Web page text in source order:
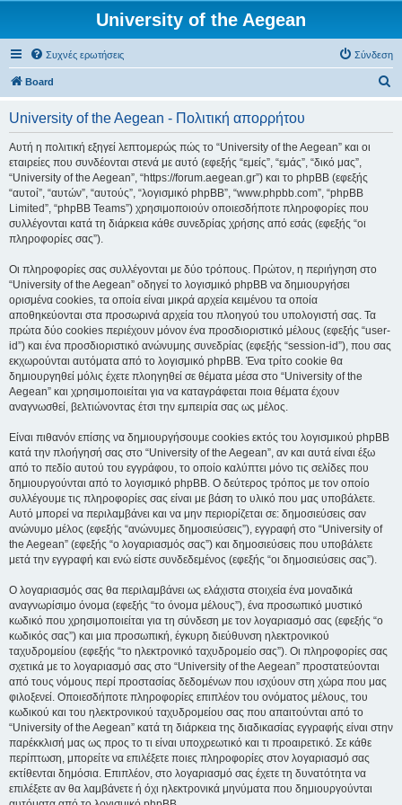
University of the Aegean
Συχνές ερωτήσεις Σύνδεση
Board
University of the Aegean - Πολιτική απορρήτου
Αυτή η πολιτική εξηγεί λεπτομερώς πώς το “University of the Aegean” και οι
εταιρείες που συνδέονται στενά με αυτό (εφεξής “εμείς”, “εμάς”, “δικό μας”,
“University of the Aegean”, “https://forum.aegean.gr”) και το phpBB (εφεξής
“αυτοί”, “αυτών”, “αυτούς”, “λογισμικό phpBB”, “www.phpbb.com”, “phpBB
Limited”, “phpBB Teams”) χρησιμοποιούν οποιεσδήποτε πληροφορίες που
συλλέγονται κατά τη διάρκεια κάθε συνεδρίας χρήσης από εσάς (εφεξής “οι
πληροφορίες σας”).
Οι πληροφορίες σας συλλέγονται με δύο τρόπους. Πρώτον, η περιήγηση στο
“University of the Aegean” οδηγεί το λογισμικό phpBB να δημιουργήσει
ορισμένα cookies, τα οποία είναι μικρά αρχεία κειμένου τα οποία
αποθηκεύονται στα προσωρινά αρχεία του πλοηγού του υπολογιστή σας. Τα
πρώτα δύο cookies περιέχουν μόνον ένα προσδιοριστικό μέλους (εφεξής “user-
id”) και ένα προσδιοριστικό ανώνυμης συνεδρίας (εφεξής “session-id”), που σας
εκχωρούνται αυτόματα από το λογισμικό phpBB. Ένα τρίτο cookie θα
δημιουργηθεί μόλις έχετε πλοηγηθεί σε θέματα μέσα στο “University of the
Aegean” και χρησιμοποιείται για να καταγράφεται ποια θέματα έχουν
αναγνωσθεί, βελτιώνοντας έτσι την εμπειρία σας ως μέλος.
Είναι πιθανόν επίσης να δημιουργήσουμε cookies εκτός του λογισμικού phpBB
κατά την πλοήγησή σας στο “University of the Aegean”, αν και αυτά είναι έξω
από το πεδίο αυτού του εγγράφου, το οποίο καλύπτει μόνο τις σελίδες που
δημιουργούνται από το λογισμικό phpBB. Ο δεύτερος τρόπος με τον οποίο
συλλέγουμε τις πληροφορίες σας είναι με βάση το υλικό που μας υποβάλετε.
Αυτό μπορεί να περιλαμβάνει και να μην περιορίζεται σε: δημοσιεύσεις σαν
ανώνυμο μέλος (εφεξής “ανώνυμες δημοσιεύσεις”), εγγραφή στο “University of
the Aegean” (εφεξής “ο λογαριασμός σας”) και δημοσιεύσεις που υποβάλετε
μετά την εγγραφή και ενώ είστε συνδεδεμένος (εφεξής “οι δημοσιεύσεις σας”).
Ο λογαριασμός σας θα περιλαμβάνει ως ελάχιστα στοιχεία ένα μοναδικά
αναγνωρίσιμο όνομα (εφεξής “το όνομα μέλους”), ένα προσωπικό μυστικό
κωδικό που χρησιμοποιείται για τη σύνδεση με τον λογαριασμό σας (εφεξής “ο
κωδικός σας”) και μια προσωπική, έγκυρη διεύθυνση ηλεκτρονικού
ταχυδρομείου (εφεξής “το ηλεκτρονικό ταχυδρομείο σας”). Οι πληροφορίες σας
σχετικά με το λογαριασμό σας στο “University of the Aegean” προστατεύονται
από τους νόμους περί προστασίας δεδομένων που ισχύουν στη χώρα που μας
φιλοξενεί. Οποιεσδήποτε πληροφορίες επιπλέον του ονόματος μέλους, του
κωδικού και του ηλεκτρονικού ταχυδρομείου σας που απαιτούνται από το
“University of the Aegean” κατά τη διάρκεια της διαδικασίας εγγραφής είναι στην
παρέκκλισή μας ως προς το τι είναι υποχρεωτικό και τι προαιρετικό. Σε κάθε
περίπτωση, μπορείτε να επιλέξετε ποιες πληροφορίες στον λογαριασμό σας
εκτίθενται δημόσια. Επιπλέον, στο λογαριασμό σας έχετε τη δυνατότητα να
επιλέξετε αν θα λαμβάνετε ή όχι ηλεκτρονικά μηνύματα που δημιουργούνται